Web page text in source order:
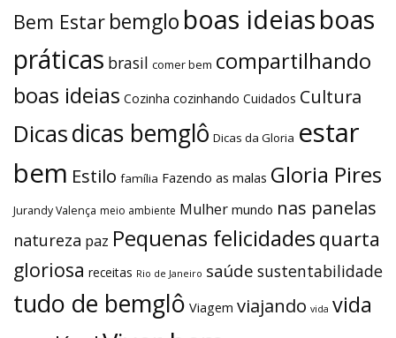
Bem Estar bemglo boas ideiasboas
práticas brasil comer bem compartilhando
boas ideias Cozinha cozinhando Cuidados Cultura
Dicasdicas bemglô Dicas da Gloria estar
bem Estilo família Fazendo as malas Gloria Pires
Jurandy Valença meio ambiente Mulher mundo nas panelas
natureza paz Pequenas felicidades quarta
gloriosa receitas Rio de Janeiro saúde sustentabilidade
tudo de bemglô Viagem viajando vida vida